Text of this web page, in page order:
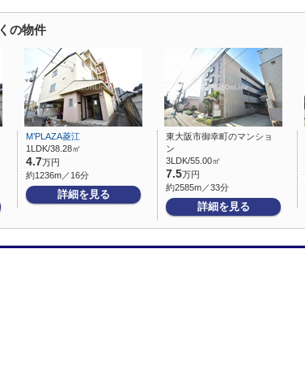
の物件
M’PLAZA菱江
1LDK/38.28㎡
4.7万円
約1236m／16分
詳細を見る
東大阪市御幸町のマンショ
ン
3LDK/55.00㎡
7.5万円
約2585m／33分
詳細を見る